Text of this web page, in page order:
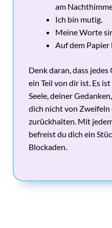
am
Ich bin mutig.
Meine Worte
Auf dem Papier
Denk daran, dass jedes
ein Teil von dir ist. Es
Seele, deiner
dich nicht von Zweifeln
zurückhalten. Mit
befreist du dich ein
Blockaden.